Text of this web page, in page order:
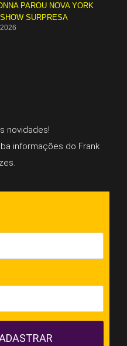
PAROU NOVA YORK
SURPRESA
novidades!
informações do Frank